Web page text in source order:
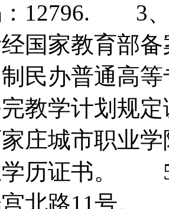
：12796. 3、
国家教育部
制民办普通高
教学计划规
庄城市职业
学历证书。 5
宫北路11号